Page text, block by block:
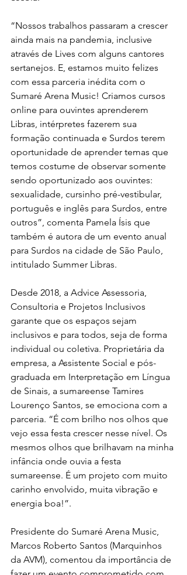
“Nossos trabalhos passaram a crescer
ainda mais na pandemia, inclusive
através de Lives com alguns cantores
sertanejos. E, estamos muito felizes
com essa parceria inédita com o
Sumaré Arena Music! Criamos cursos
online para ouvintes aprenderem
Libras, intérpretes fazerem sua
formação continuada e Surdos terem
oportunidade de aprender temas que
temos costume de observar somente
sendo oportunizado aos ouvintes:
sexualidade, cursinho pré-vestibular,
português e inglês para Surdos, entre
outros”, comenta Pamela Ísis que
também é autora de um evento anual
para Surdos na cidade de São Paulo,
intitulado Summer Libras.
Desde 2018, a Advice Assessoria,
Consultoria e Projetos Inclusivos
garante que os espaços sejam
inclusivos e para todos, seja de forma
individual ou coletiva. Proprietária da
empresa, a Assistente Social e pós-
graduada em Interpretação em Língua
de Sinais, a sumareense Tamires
Lourenço Santos, se emociona com a
parceria. “É com brilho nos olhos que
vejo essa festa crescer nesse nível. Os
mesmos olhos que brilhavam na minha
infância onde ouvia a festa
sumareense. É um projeto com muito
carinho envolvido, muita vibração e
energia boa!”.
Presidente do Sumaré Arena Music,
Marcos Roberto Santos (Marquinhos
da AVM), comentou da importância de